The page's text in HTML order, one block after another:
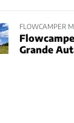
FLOWCAMPER
Grande